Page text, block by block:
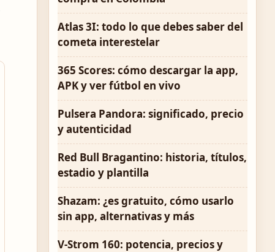
Atlas 3I: todo lo que debes saber del
cometa interestelar
365 Scores: cómo descargar la app,
APK y ver fútbol en vivo
Pulsera Pandora: significado, precio
y autenticidad
Red Bull Bragantino: historia, títulos,
estadio y plantilla
Shazam: ¿es gratuito, cómo usarlo
sin app, alternativas y más
V-Strom 160: potencia, precios y